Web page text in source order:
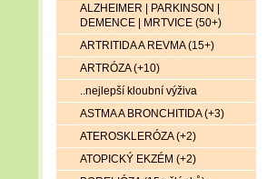
ALZHEIMER | PARKINSON |
DEMENCE | MRTVICE (50+)
ARTRITIDA A REVMA (15+)
ARTRÓZA (+10)
..nejlepší kloubní výživa
ASTMA A BRONCHITIDA (+3)
ATEROSKLERÓZA (+2)
ATOPICKÝ EKZÉM (+2)